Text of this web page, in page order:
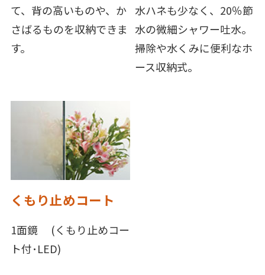
て、背の高いものや、か
さばるものを収納できま
す。
水ハネも少なく、20％節
水の微細シャワー吐水。
掃除や水くみに便利なホ
ース収納式。
くもり止めコート
1面鏡 (くもり止めコー
ト付･LED)